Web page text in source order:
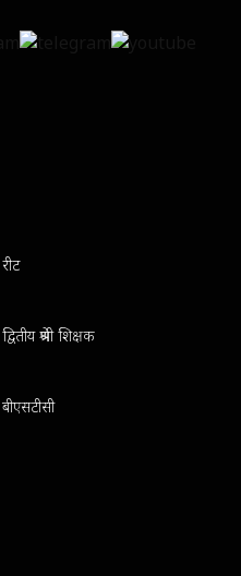
रीट
द्वितीय श्रेणी शिक्षक
बीएसटीसी